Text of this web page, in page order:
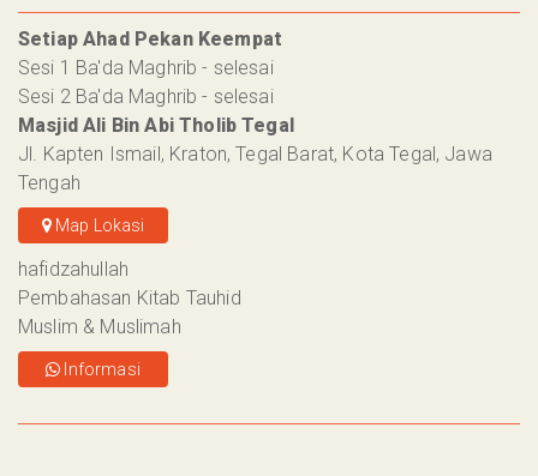
Setiap Ahad Pekan Keempat
Sesi 1 Ba'da Maghrib - selesai
Sesi 2 Ba'da Maghrib - selesai
Masjid Ali Bin Abi Tholib Tegal
Jl. Kapten Ismail, Kraton, Tegal Barat, Kota Tegal, Jawa
Tengah
Map Lokasi
hafidzahullah
Pembahasan Kitab Tauhid
Muslim & Muslimah
Informasi